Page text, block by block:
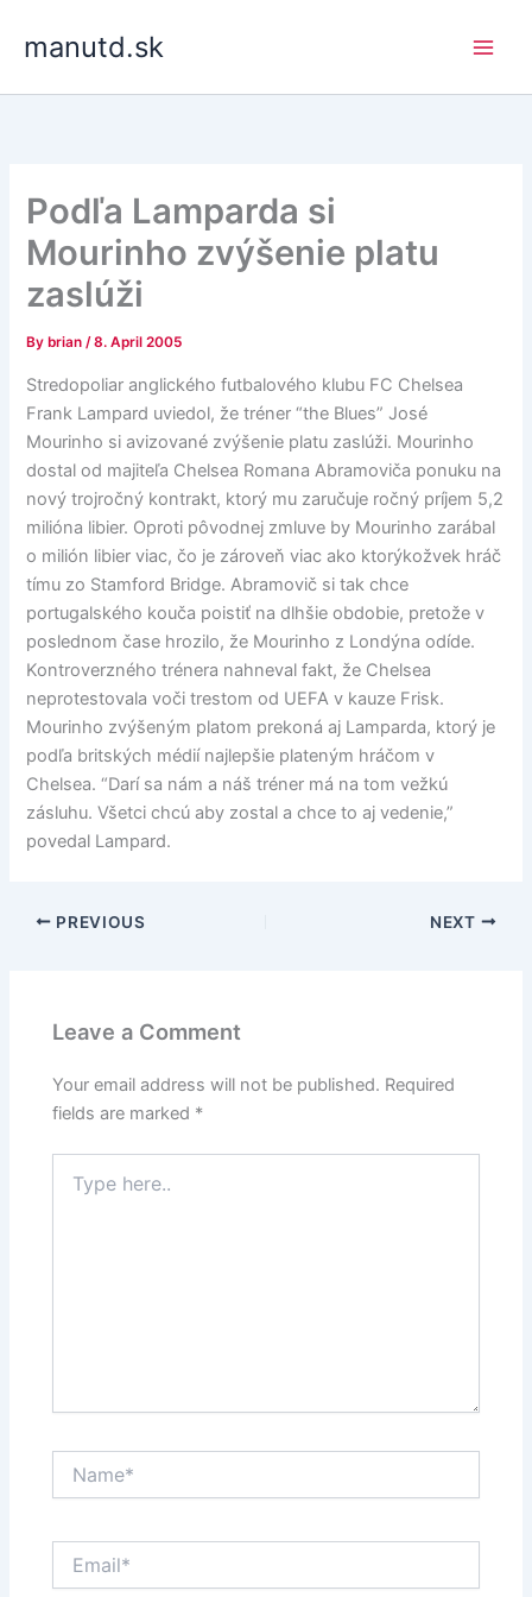
manutd.sk
Podľa Lamparda si
Mourinho zvýšenie platu
zaslúži
By brian/8. April 2005
Stredopoliar anglického futbalového klubu FC Chelsea
Frank Lampard uviedol, že tréner “the Blues” José
Mourinho si avizované zvýšenie platu zaslúži. Mourinho
dostal od majiteľa Chelsea Romana Abramoviča ponuku na
nový trojročný kontrakt, ktorý mu zaručuje ročný príjem 5,2
milióna libier. Oproti pôvodnej zmluve by Mourinho zarábal
o milión libier viac, čo je zároveň viac ako ktorýkožvek hráč
tímu zo Stamford Bridge. Abramovič si tak chce
portugalského kouča poistiť na dlhšie obdobie, pretože v
poslednom čase hrozilo, že Mourinho z Londýna odíde.
Kontroverzného trénera nahneval fakt, že Chelsea
neprotestovala voči trestom od UEFA v kauze Frisk.
Mourinho zvýšeným platom prekoná aj Lamparda, ktorý je
podľa britských médií najlepšie plateným hráčom v
Chelsea. “Darí sa nám a náš tréner má na tom vežkú
zásluhu. Všetci chcú aby zostal a chce to aj vedenie,”
povedal Lampard.
PREVIOUS NEXT
Leave a Comment
Your email address will not be published. Required
fields are marked *
here..